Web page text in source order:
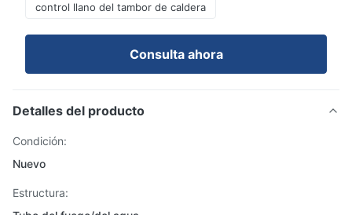
control llano del tambor de caldera
Consulta ahora
Detalles del producto
Condición:
Nuevo
Estructura: